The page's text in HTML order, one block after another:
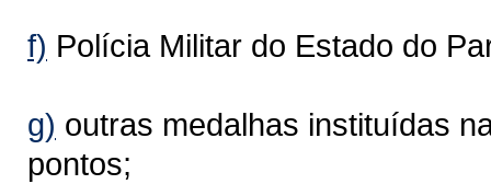
f) Polícia Militar do Estado do
g) outras medalhas instituídas
pontos;